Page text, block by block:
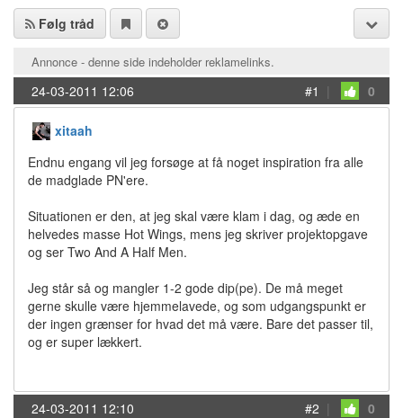
Følg tråd
Annonce - denne side indeholder reklamelinks.
24-03-2011 12:06 #1 | 0
xitaah
Endnu engang vil jeg forsøge at få noget inspiration fra alle
de madglade PN'ere.
Situationen er den, at jeg skal være klam i dag, og æde en
helvedes masse Hot Wings, mens jeg skriver projektopgave
og ser Two And A Half Men.
Jeg står så og mangler 1-2 gode dip(pe). De må meget
gerne skulle være hjemmelavede, og som udgangspunkt er
der ingen grænser for hvad det må være. Bare det passer til,
og er super lækkert.
24-03-2011 12:10 #2 | 0